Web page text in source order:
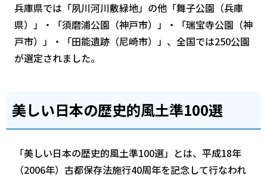
兵庫県では「夙川河川敷緑地」の他「舞子公園（兵庫
県）」・「須磨浦公園（神戸市）」・「瑞宝寺公園（神
戸市）」・「田能遺跡（尼崎市）」、全国では250公園
が選定されました。
美しい日本の歴史的風土準100選
「美しい日本の歴史的風土準100選」とは、平成18年
（2006年）古都保存法施行40周年を記念して行なわれ